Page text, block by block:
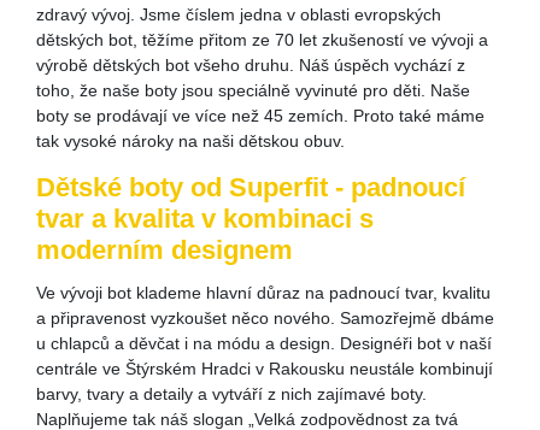
zdravý vývoj. Jsme číslem jedna v oblasti evropských
dětských bot, těžíme přitom ze 70 let zkušeností ve vývoji a
výrobě dětských bot všeho druhu. Náš úspěch vychází z
toho, že naše boty jsou speciálně vyvinuté pro děti. Naše
boty se prodávají ve více než 45 zemích. Proto také máme
tak vysoké nároky na naši dětskou obuv.
Dětské boty od Superfit - padnoucí
tvar a kvalita v kombinaci s
moderním designem
Ve vývoji bot klademe hlavní důraz na padnoucí tvar, kvalitu
a připravenost vyzkoušet něco nového. Samozřejmě dbáme
u chlapců a děvčat i na módu a design. Designéři bot v naší
centrále ve Štýrském Hradci v Rakousku neustále kombinují
barvy, tvary a detaily a vytváří z nich zajímavé boty.
Naplňujeme tak náš slogan „Velká zodpovědnost za tvá